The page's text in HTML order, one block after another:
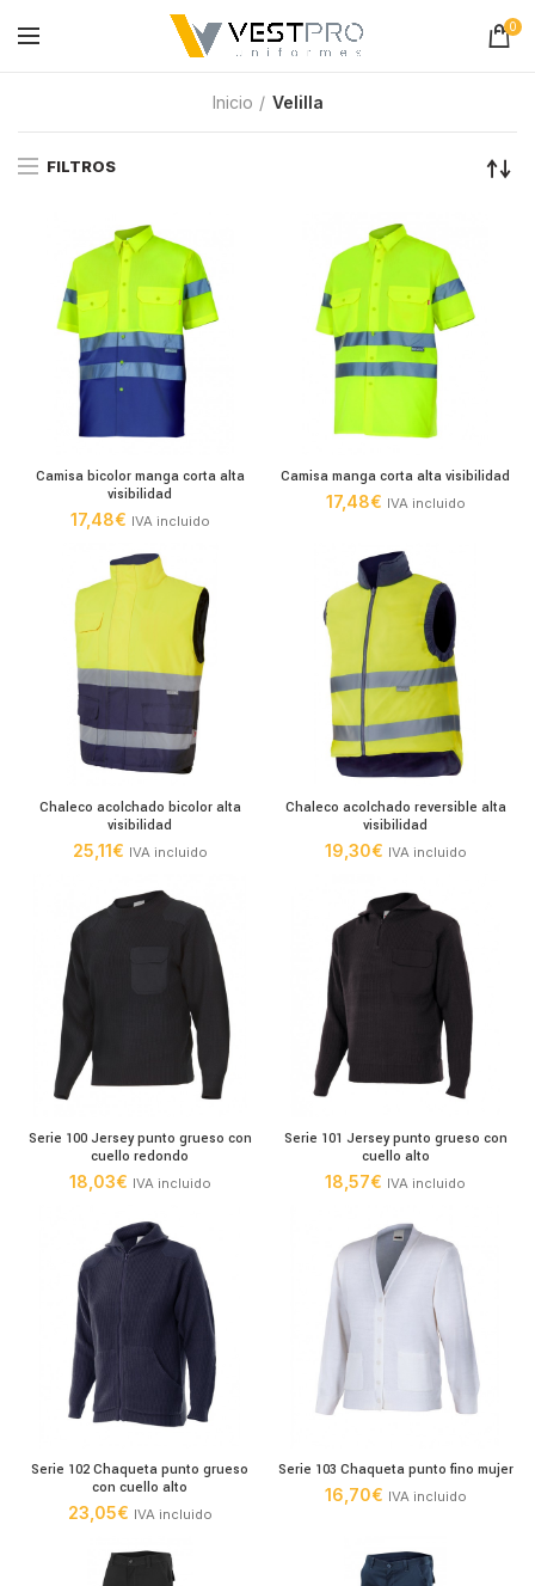
0
Inicio Velilla
FILTROS
Camisa bicolor manga corta alta
visibilidad
17,48€ IVA incluido
Camisa manga corta alta visibilidad
17,48€ IVA incluido
Chaleco acolchado bicolor alta
visibilidad
25,11€ IVA incluido
Chaleco acolchado reversible alta
visibilidad
19,30€ IVA incluido
Serie 100 Jersey punto grueso con
cuello redondo
18,03€ IVA incluido
Serie 101 Jersey punto grueso con
cuello alto
18,57€ IVA incluido
Serie 102 Chaqueta punto grueso
con cuello alto
23,05€ IVA incluido
Serie 103 Chaqueta punto fino mujer
16,70€ IVA incluido